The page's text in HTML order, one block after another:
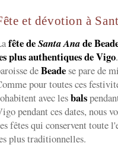
et dévotion à
fête deSanta Anade
plus authentiques de Vigo
deBeade se pare de
pour toutes ces
avec lesbals
pendant ces dates, nous
fêtes qui conservent toute
plus traditionnelles.